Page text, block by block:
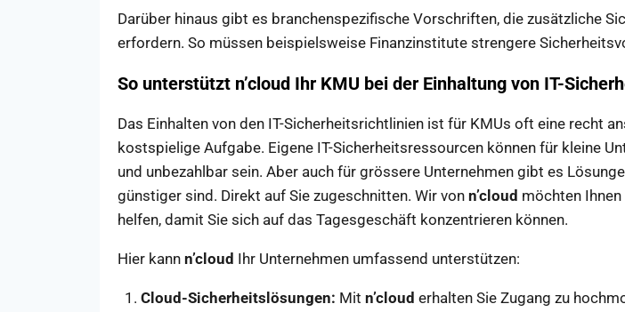
Darüber hinaus gibt es branchenspezifische Vorschriften, die zusätzliche
erfordern. So müssen beispielsweise Finanzinstitute strengere
So unterstützt n’cloud Ihr KMU bei der Einhaltung von IT-
Das Einhalten von den IT-Sicherheitsrichtlinien ist für KMUs oft eine recht
kostspielige Aufgabe. Eigene IT-Sicherheitsressourcen können für kleine
und unbezahlbar sein. Aber auch für grössere Unternehmen gibt es
günstiger sind. Direkt auf Sie zugeschnitten. Wir von n’cloud möchten
helfen, damit Sie sich auf das Tagesgeschäft konzentrieren können.
Hier kann n’cloud Ihr Unternehmen umfassend unterstützen:
Cloud-Sicherheitslösungen: Mit n’cloud erhalten Sie Zugang zu